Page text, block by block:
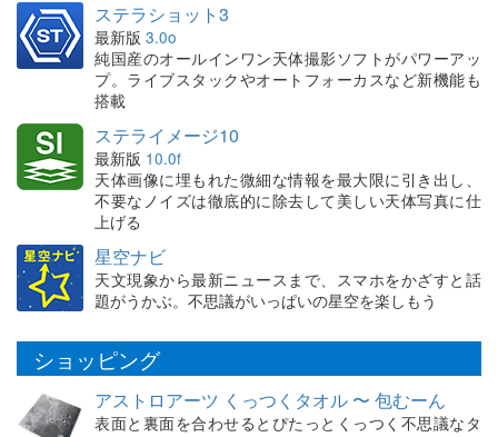
ステラショット3
最新版 3.0o
純国産のオールインワン天体撮影ソフトがパワーアッ
プ。ライブスタックやオートフォーカスなど新機能も
搭載
ステライメージ10
最新版 10.0f
天体画像に埋もれた微細な情報を最大限に引き出し、
不要なノイズは徹底的に除去して美しい天体写真に仕
上げる
星空ナビ
天文現象から最新ニュースまで、スマホをかざすと話
題がうかぶ。不思議がいっぱいの星空を楽しもう
ショッピング
アストロアーツ くっつくタオル 〜 包むーん
表面と裏面を合わせるとぴたっとくっつく不思議なタ